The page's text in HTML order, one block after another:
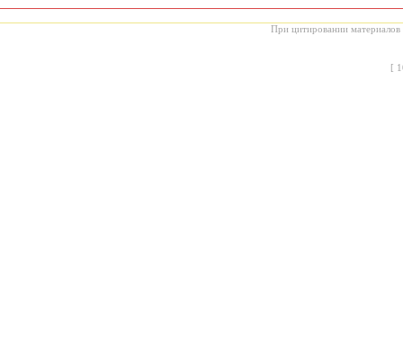
При цитировании материалов
[